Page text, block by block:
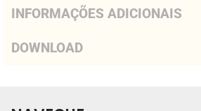
INFORMAÇÕES ADICIONAIS
DOWNLOAD